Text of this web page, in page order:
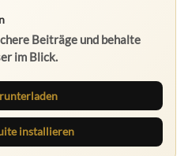
Beiträge und behalte
im Blick.
installieren